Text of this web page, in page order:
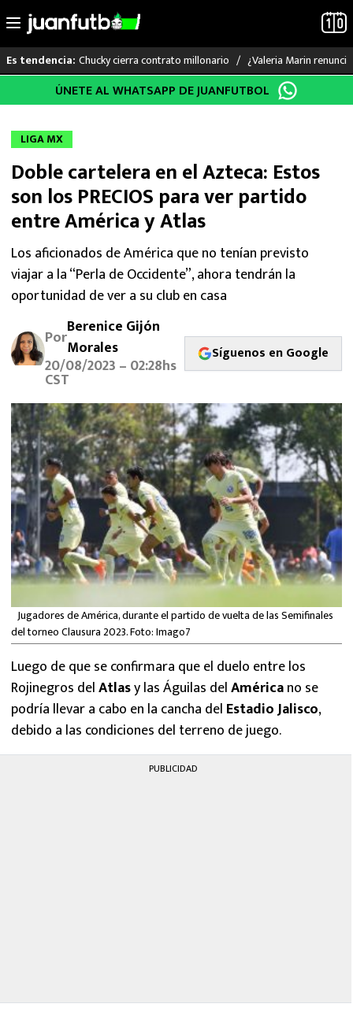
al
Es tendencia: Chucky cierra contrato millonario ¿Valeria Marin
LO ÚLTIMO
LIGA MX
RAYADOS
PUMAS
ATLANTE
SELECCIÓN MEXICANA
FUTBOL INTERNACIONAL
MEXICANOS EN EL EXTRANJERO
FUTBOL ESTUFA
FÓRMULA 1
BOXEO
LIGA MX
NFL
ÚNETE AL WHATSAPP DE JUANFUTBOL
LIGA MX
Doble cartelera en el Azteca: Estos
son los PRECIOS para ver partido
entre América y Atlas
Los aficionados de América que no tenían previsto
viajar a la “Perla de Occidente”, ahora tendrán la
oportunidad de ver a su club en casa
PorBerenice Gijón
Morales
20/08/2023 – 02:28hs
CST
Síguenos en Google
Jugadores de América, durante el partido de vuelta de las Semifinales
del torneo Clausura 2023. Foto: Imago7
Luego de que se confirmara que el duelo entre los
Rojinegros delAtlasy las Águilas delAméricano se
podría llevar a cabo en la cancha del Estadio Jalisco,
debido a las condiciones del terreno de juego.
PUBLICIDAD